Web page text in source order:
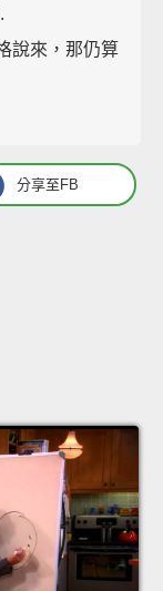
說來，那仍算
分享至FB